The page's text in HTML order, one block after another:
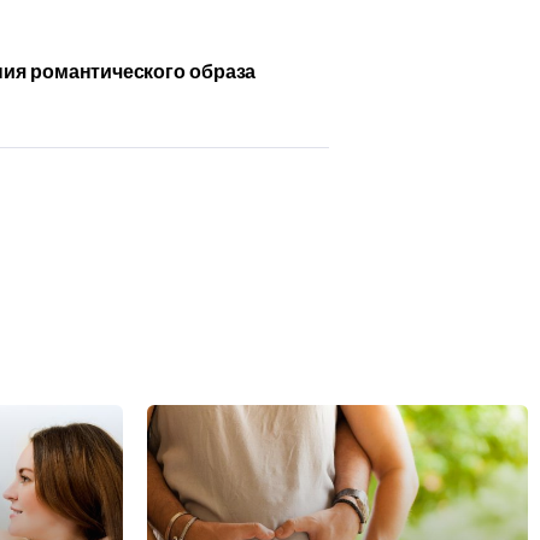
романтического образа